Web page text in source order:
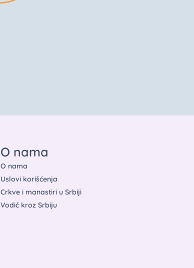
O nama
O nama
Uslovi korišćenja
Crkve i manastiri u Srbiji
Vodič kroz Srbiju